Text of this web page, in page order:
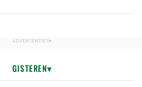
GISTEREN